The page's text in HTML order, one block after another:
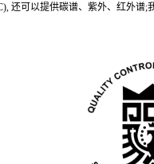
还可以提供碳谱、紫外、红外谱;